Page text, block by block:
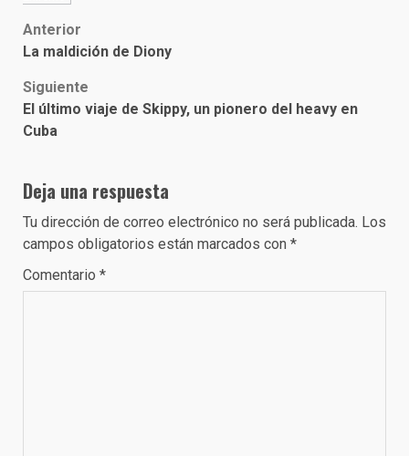
Post
navigation
Anterior
La maldición de Diony
Siguiente
El último viaje de Skippy, un pionero del heavy en
Cuba
Deja una respuesta
Tu dirección de correo electrónico no será publicada. Los
campos obligatorios están marcados con *
Comentario *